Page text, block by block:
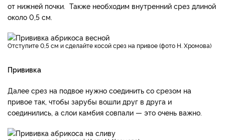
от нижней почки. Также необходим внутренний срез длиной
около 0,5 см.
Отступите 0,5 см и сделайте косой срез на привое (фото Н. Хромова)
Прививка
Далее срез на подвое нужно соединить со срезом на
привое так, чтобы зарубы вошли друг в друга и
соединились, а слои камбия совпали — это очень важно.